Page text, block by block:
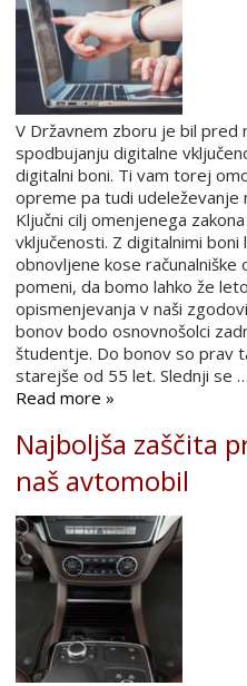
V Državnem zboru je bil pred
spodbujanju digitalne
digitalni boni. Ti vam torej
opreme pa tudi udeleževanje
Ključni cilj omenjenega
vključenosti. Z digitalnimi
obnovljene kose
pomeni, da bomo lahko že
opismenjevanja v naši
bonov bodo osnovnošolci
študentje. Do bonov so prav
starejše od 55 let. Slednji se …
Read more »
Najboljša zaščita
naš avtomobil